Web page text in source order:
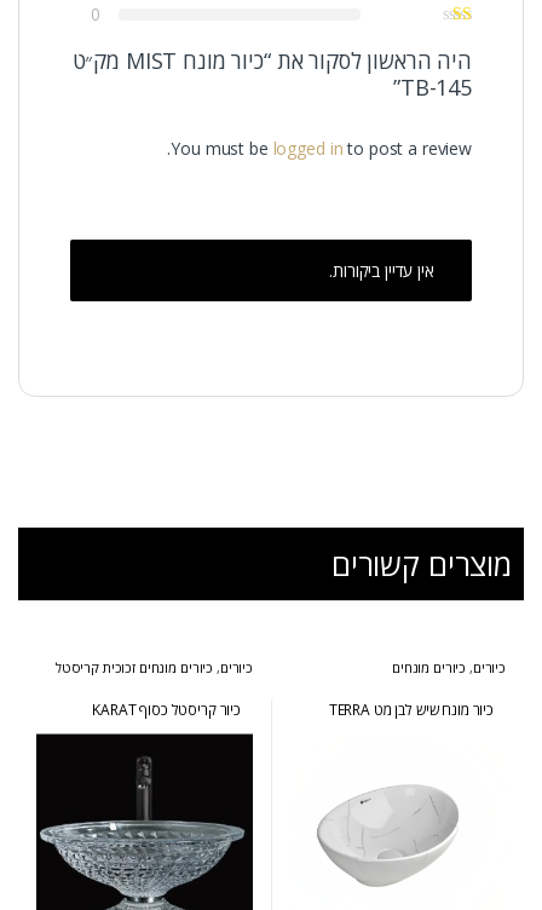
0
היה הראשון לסקור את “כיור מונח MIST מק״ט
TB-145”
You must be logged into post a review.
אין עדיין ביקורות.
מוצרים קשורים
כיורים, כיורים מונחים
כיור מונח שיש לבן מט TERRA
כיורים, כיורים מונחים זכוכית קריסטל
כיור קריסטל כסוף KARAT